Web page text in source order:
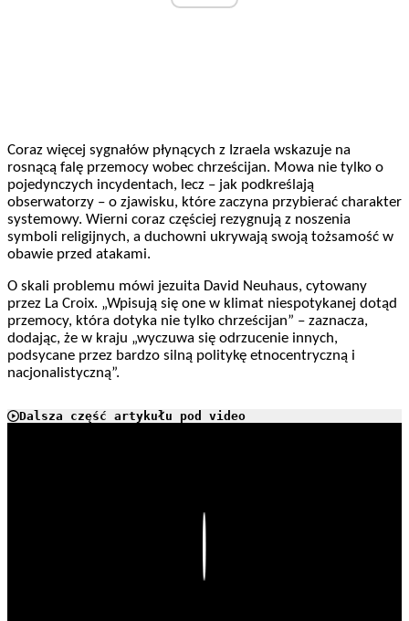
Coraz więcej sygnałów płynących z Izraela wskazuje na
rosnącą falę przemocy wobec chrześcijan. Mowa nie tylko o
pojedynczych incydentach, lecz – jak podkreślają
obserwatorzy – o zjawisku, które zaczyna przybierać charakter
systemowy. Wierni coraz częściej rezygnują z noszenia
symboli religijnych, a duchowni ukrywają swoją tożsamość w
obawie przed atakami.
O skali problemu mówi jezuita David Neuhaus, cytowany
przez La Croix. „Wpisują się one w klimat niespotykanej dotąd
przemocy, która dotyka nie tylko chrześcijan” – zaznacza,
dodając, że w kraju „wyczuwa się odrzucenie innych,
podsycane przez bardzo silną politykę etnocentryczną i
nacjonalistyczną”.
Dalsza część artykułu pod video